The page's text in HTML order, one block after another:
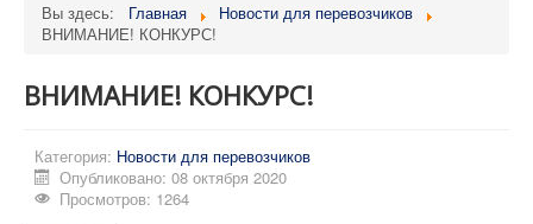
О предприятии
Административные процедуры
Расписание движения
Вы здесь: Главная
Новости для перевозчиков
ВНИМАНИЕ! КОНКУРС!
ВНИМАНИЕ! КОНКУРС!
Категория: Новости для перевозчиков
Опубликовано: 08 октября 2020
Просмотров: 1264